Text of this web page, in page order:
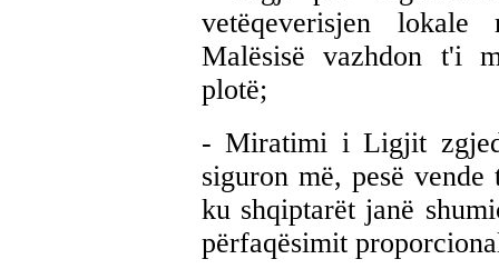
vetëqeverisjen
Malësisë vazhdon t'i
plotë;
- Miratimi i Ligjit
siguron më, pesë
ku shqiptarët janë
përfaqësimit